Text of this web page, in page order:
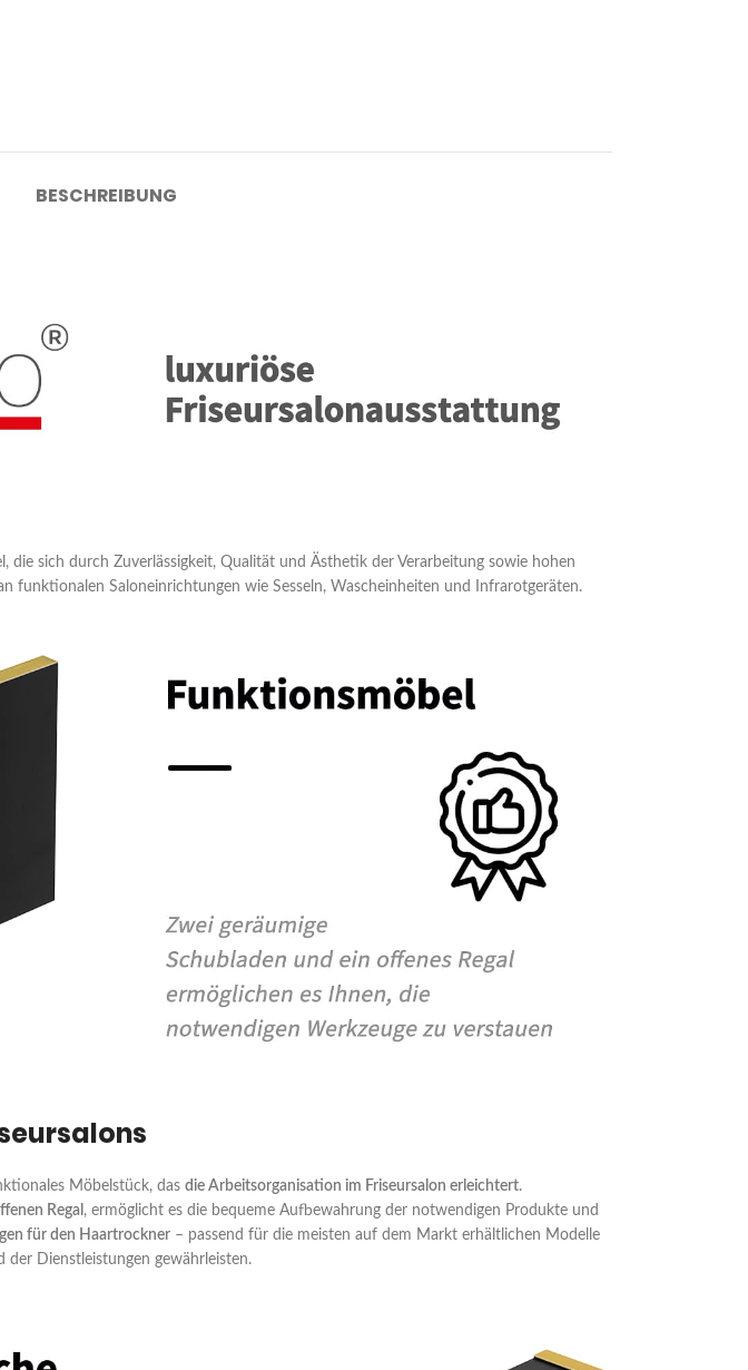
BESCHREIBUNG
die sich durch Zuverlässigkeit, Qualität und Ästhetik der Verarbeitung sowie hohen
funktionalen Saloneinrichtungen wie Sesseln, Wascheinheiten und Infrarotgeräten.
Möbelstück, das die Arbeitsorganisation im Friseursalon erleichtert.
Regal , ermöglicht es die bequeme Aufbewahrung der notwendigen Produkte und
für den Haartrockner– passend für die meisten auf dem Markt erhältlichen Modelle
der Dienstleistungen gewährleisten.